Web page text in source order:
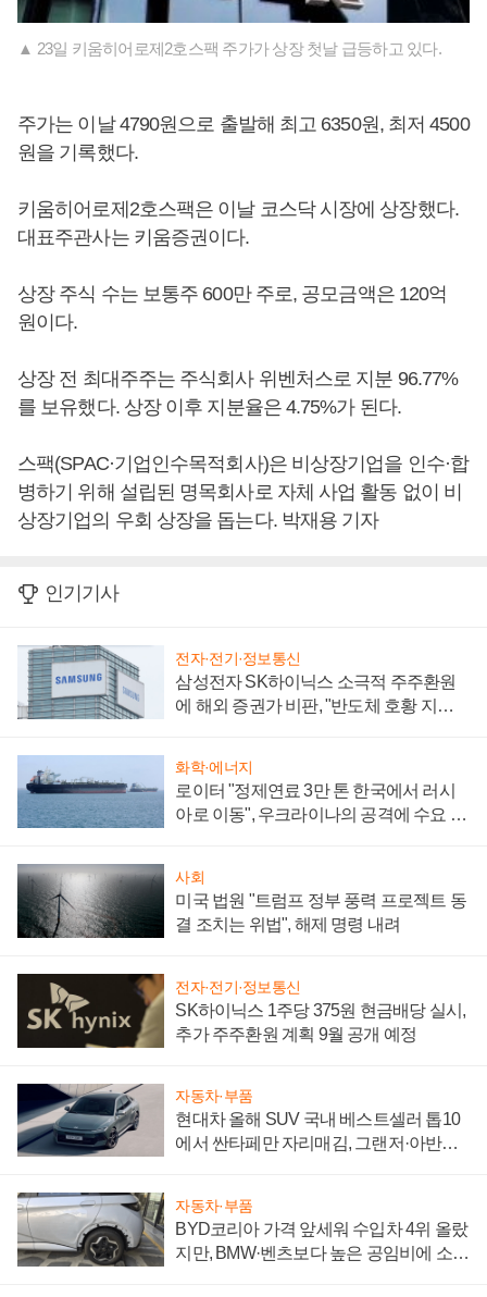
▲ 23일 키움히어로제2호스팩 주가가 상장 첫날 급등하고 있다.
주가는 이날 4790원으로 출발해 최고 6350원, 최저 4500
원을 기록했다.
키움히어로제2호스팩은 이날 코스닥 시장에 상장했다.
대표주관사는 키움증권이다.
상장 주식 수는 보통주 600만 주로, 공모금액은 120억
원이다.
상장 전 최대주주는 주식회사 위벤처스로 지분 96.77%
를 보유했다. 상장 이후 지분율은 4.75%가 된다.
스팩(SPAC·기업인수목적회사)은 비상장기업을 인수·합
병하기 위해 설립된 명목회사로 자체 사업 활동 없이 비
상장기업의 우회 상장을 돕는다. 박재용 기자
인기기사
전자·전기·정보통신
삼성전자 SK하이닉스 소극적 주주환원
에 해외 증권가 비판, "반도체 호황 지속
화학·에너지
로이터 "정제연료 3만 톤 한국에서 러시
아로 이동", 우크라이나의 공격에 수요 늘
사회
미국 법원 "트럼프 정부 풍력 프로젝트 동
결 조치는 위법", 해제 명령 내려
전자·전기·정보통신
SK하이닉스 1주당 375원 현금배당 실시,
추가 주주환원 계획 9월 공개 예정
자동차·부품
현대차 올해 SUV 국내 베스트셀러 톱10
에서 싼타페만 자리매김, 그랜저·아반떼
자동차·부품
BYD코리아 가격 앞세워 수입차 4위 올랐
지만, BMW·벤츠보다 높은 공임비에 소비